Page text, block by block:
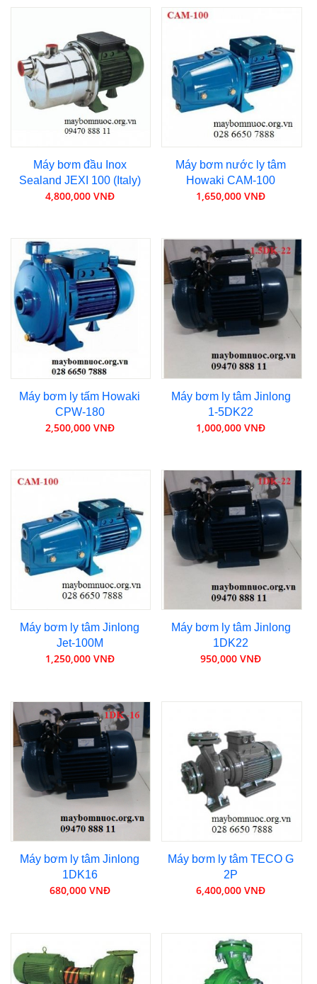
Máy bơm đầu Inox
Sealand JEXI 100 (Italy)
4,800,000 VNĐ
Máy bơm nước ly tâm
Howaki CAM-100
1,650,000 VNĐ
Máy bơm ly tấm Howaki
CPW-180
2,500,000 VNĐ
Máy bơm ly tâm Jinlong
1-5DK22
1,000,000 VNĐ
Máy bơm ly tâm Jinlong
Jet-100M
1,250,000 VNĐ
Máy bơm ly tâm Jinlong
1DK22
950,000 VNĐ
Máy bơm ly tâm Jinlong
1DK16
680,000 VNĐ
Máy bơm ly tâm TECO G
2P
6,400,000 VNĐ